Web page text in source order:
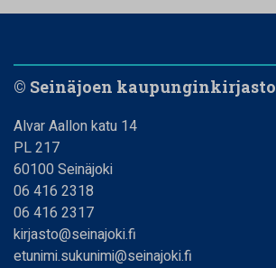
© Seinäjoen kaupunginkirjasto
Alvar Aallon katu 14
PL 217
60100 Seinäjoki
06 416 2318
06 416 2317
kirjasto@seinajoki.fi
etunimi.sukunimi@seinajoki.fi